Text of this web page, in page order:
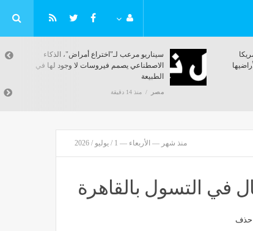
منها فحص حسابات مواقع التواصل، أمريكا
تشدد إجراءات منح تأشيرات الدخول لأراضيها
مصر
منذ شهر — الأربعاء — 1 / يوليو / 2026
حذف